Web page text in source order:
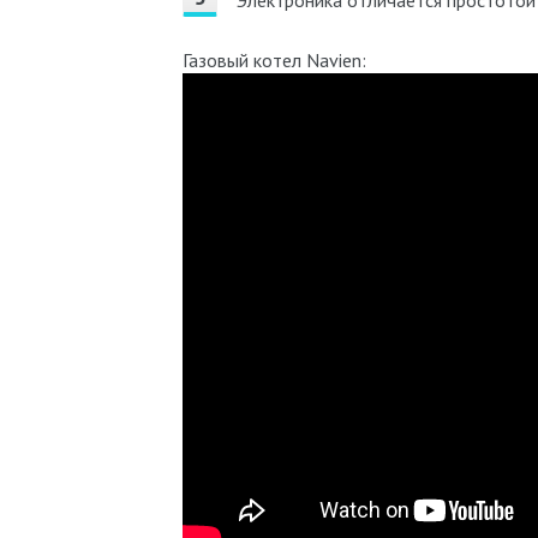
Газовый котел Navien: